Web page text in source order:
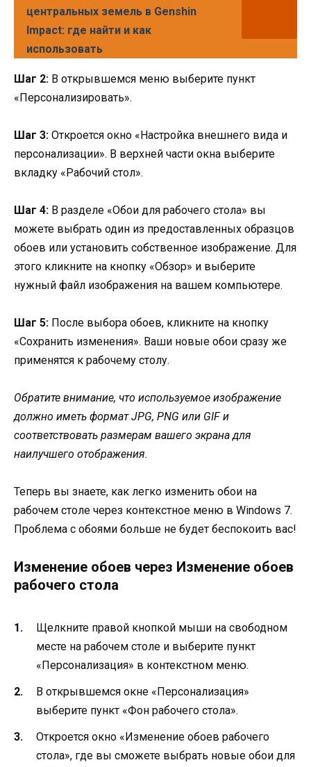
центральных земель в Genshin
Impact: где найти и как
использовать
Шаг 2: В открывшемся меню выберите пункт
«Персонализировать».
Шаг 3: Откроется окно «Настройка внешнего вида и
персонализации». В верхней части окна выберите
вкладку «Рабочий стол».
Шаг 4: В разделе «Обои для рабочего стола» вы
можете выбрать один из предоставленных образцов
обоев или установить собственное изображение. Для
этого кликните на кнопку «Обзор» и выберите
нужный файл изображения на вашем компьютере.
Шаг 5: После выбора обоев, кликните на кнопку
«Сохранить изменения». Ваши новые обои сразу же
применятся к рабочему столу.
Обратите внимание, что используемое изображение
должно иметь формат JPG, PNG или GIF и
соответствовать размерам вашего экрана для
наилучшего отображения.
Теперь вы знаете, как легко изменить обои на
рабочем столе через контекстное меню в Windows 7.
Проблема с обоями больше не будет беспокоить вас!
Изменение обоев через Изменение обоев
рабочего стола
Щелкните правой кнопкой мыши на свободном
месте на рабочем столе и выберите пункт
«Персонализация» в контекстном меню.
В открывшемся окне «Персонализация»
выберите пункт «Фон рабочего стола».
Откроется окно «Изменение обоев рабочего
стола», где вы сможете выбрать новые обои для